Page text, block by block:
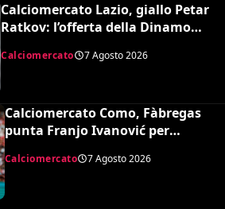
Calciomercato Lazio, giallo Petar
Ratkov: l’offerta della Dinamo
Calciomercato 7 Agosto 2026
Calciomercato Como, Fàbregas
punta Franjo Ivanović per
l’attacco: il punto sulla trattativa
Calciomercato 7 Agosto 2026